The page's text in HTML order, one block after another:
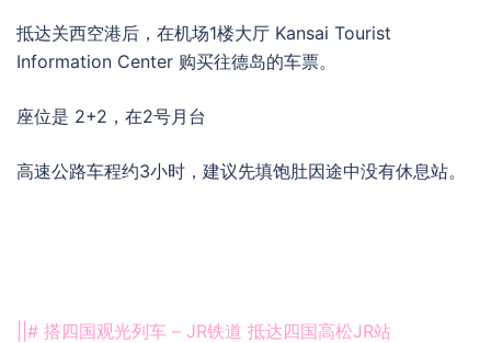
抵达关西空港后，在机场1楼大厅 Kansai Tourist
Information Center 购买往德岛的车票。
座位是 2+2，在2号月台
高速公路车程约3小时，建议先填饱肚因途中没有休息站。
||# 搭四国观光列车 – JR铁道 抵达四国高松JR站